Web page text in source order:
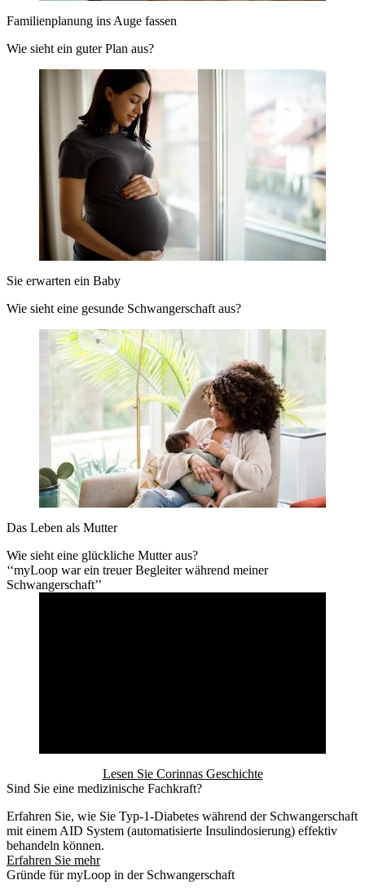
Familienplanung ins Auge fassen
Wie sieht ein guter Plan aus?
Sie erwarten ein Baby
Wie sieht eine gesunde Schwangerschaft aus?
Das Leben als Mutter
Wie sieht eine glückliche Mutter aus?
‘‘myLoop war ein treuer Begleiter während meiner
Schwangerschaft’’
Lesen Sie Corinnas Geschichte
Sind Sie eine medizinische Fachkraft?
Erfahren Sie, wie Sie Typ-1-Diabetes während der Schwangerschaft
mit einem AID System (automatisierte Insulindosierung) effektiv
behandeln können.
Erfahren Sie mehr
Gründe für myLoop in der Schwangerschaft